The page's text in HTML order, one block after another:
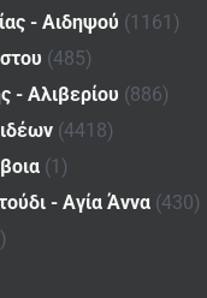
- Αιδηψού (1161)
(485)
- Αλιβερίου (886)
(4418)
(1)
- Αγία Άννα (430)